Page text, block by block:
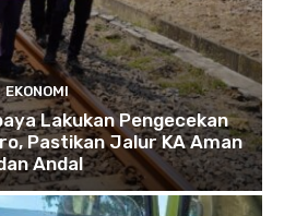
EKONOMI
Lakukan Pengecekan
Pastikan Jalur KA Aman
Andal